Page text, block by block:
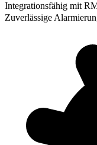
Integrationsfähig mit
Zuverlässige